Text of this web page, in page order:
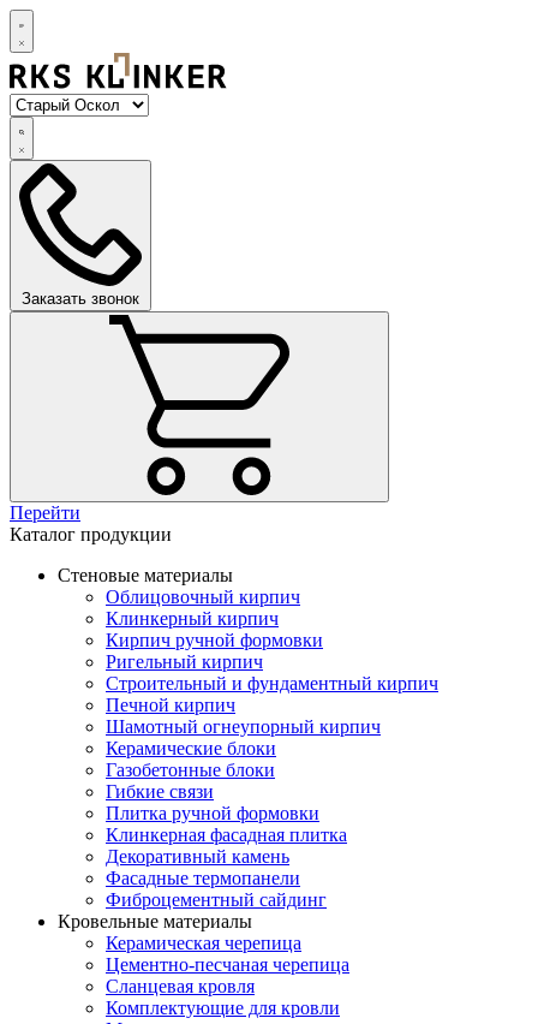
Заказать звонок
Перейти
Каталог продукции
Стеновые материалы
Облицовочный кирпич
Клинкерный кирпич
Кирпич ручной формовки
Ригельный кирпич
Строительный и фундаментный кирпич
Печной кирпич
Шамотный огнеупорный кирпич
Керамические блоки
Газобетонные блоки
Гибкие связи
Плитка ручной формовки
Клинкерная фасадная плитка
Декоративный камень
Фасадные термопанели
Фиброцементный сайдинг
Кровельные материалы
Керамическая черепица
Цементно-песчаная черепица
Сланцевая кровля
Комплектующие для кровли